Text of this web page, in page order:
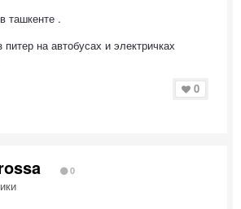
ташкенте .
на автобусах и электричках
0
0